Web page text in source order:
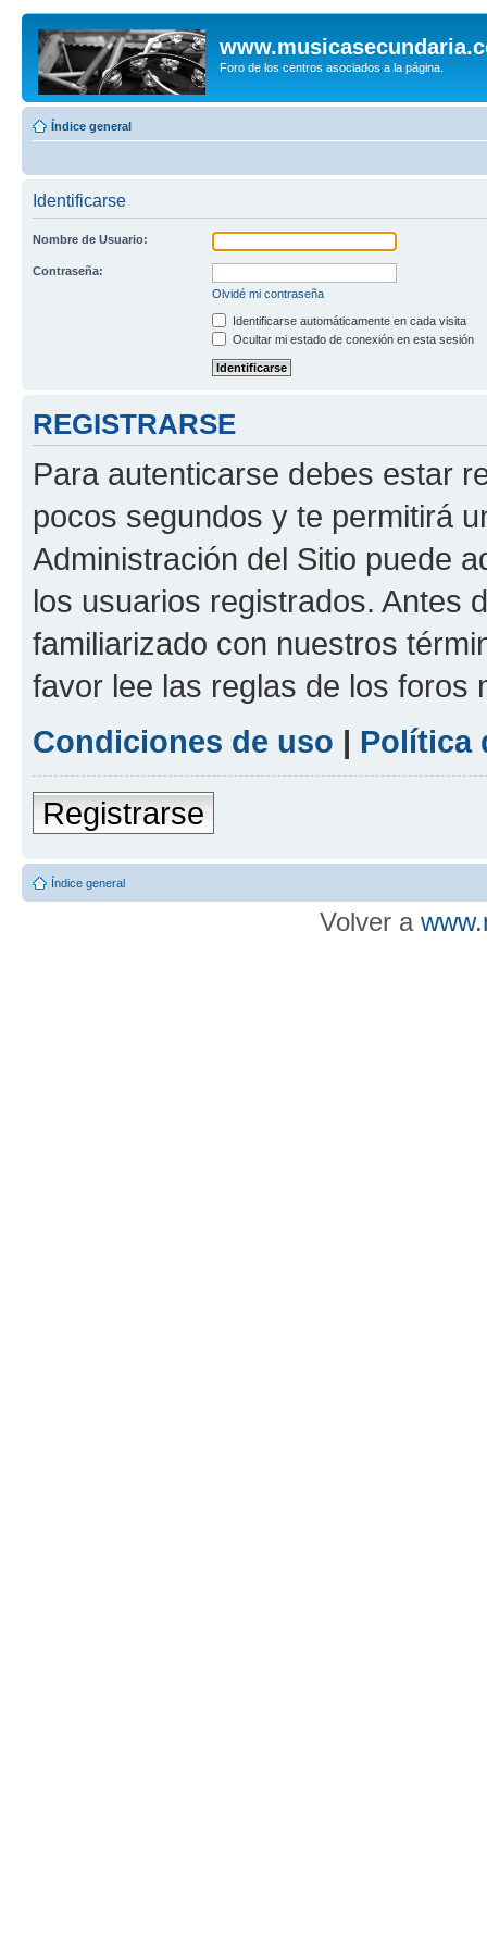
Foro de los centros asociados a la página.
Índice general
Identificarse
Nombre de Usuario:
Contraseña:
Olvidé mi contraseña
Identificarse automáticamente en cada visita
Ocultar mi estado de conexión en esta sesión
REGISTRARSE
Para autenticarse debes estar
pocos segundos y te permitirá
Administración del Sitio puede
los usuarios registrados. Antes
familiarizado con nuestros
favor lee las reglas de los foros
Condiciones de uso | Política
Registrarse
Índice general
Volver a